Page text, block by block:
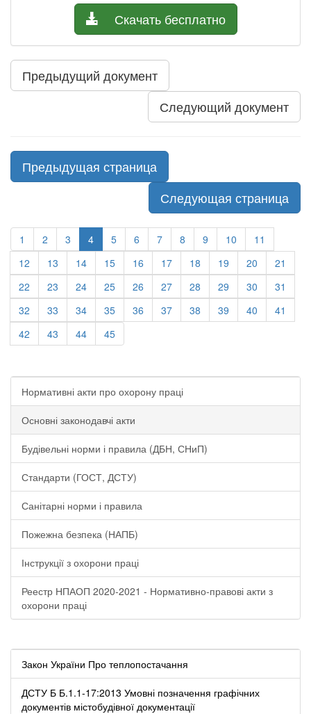
Скачать бесплатно
Предыдущий документ
Следующий документ
Предыдущая страница
Следующая страница
1 2 3 4 5 6 7 8 9 10
11
12
13 14 15 16 17 18 19 20
21
22
23 24 25 26 27 28 29 30
31
32
33 34 35 36 37 38 39 40
41
42
43 44 45
Нормативні акти про охорону праці
Основні законодавчі акти
Будівельні норми і правила (ДБН, СНиП)
Стандарти (ГОСТ, ДСТУ)
Санітарні норми і правила
Пожежна безпека (НАПБ)
Інструкції з охорони праці
Реестр НПАОП 2020-2021 - Нормативно-правові акти з
охорони праці
Закон України Про теплопостачання
ДСТУ Б Б.1.1-17:2013 Умовні позначення графічних
документів містобудівної документації